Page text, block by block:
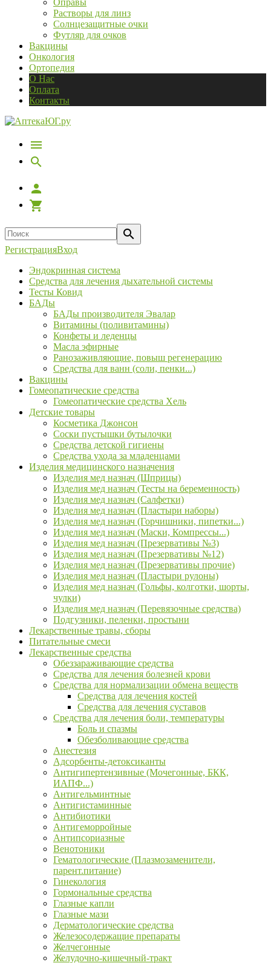
Оправы
Растворы для линз
Солнцезащитные очки
Футляр для очков
Вакцины
Онкология
Ортопедия
О Нас
Оплата
Контакты
РегистрацияВход
Эндокринная система
Средства для лечения дыхательной системы
Тесты Ковид
БАДы
БАДы производителя Эвалар
Витамины (поливитамины)
Конфеты и леденцы
Масла эфирные
Ранозаживляющие, повыш регенерацию
Средства для ванн (соли, пенки...)
Вакцины
Гомеопатические средства
Гомеопатические средства Хель
Детские товары
Косметика Джонсон
Соски пустышки бутылочки
Средства детской гигиены
Средства ухода за младенцами
Изделия медицинского назначения
Изделия мед назнач (Шприцы)
Изделия мед назнач (Тесты на беременность)
Изделия мед назнач (Салфетки)
Изделия мед назнач (Пластыри наборы)
Изделия мед назнач (Горчишники, пипетки...)
Изделия мед назнач (Маски, Компрессы...)
Изделия мед назнач (Презервативы №3)
Изделия мед назнач (Презервативы №12)
Изделия мед назнач (Презервативы прочие)
Изделия мед назнач (Пластыри рулоны)
Изделия мед назнач (Гольфы, колготки, шорты,
чулки)
Изделия мед назнач (Перевязочные средства)
Подгузники, пеленки, простыни
Лекарственные травы, сборы
Питательные смеси
Лекарственные средства
Обеззараживающие средства
Средства для лечения болезней крови
Средства для нормализации обмена веществ
Средства для лечения костей
Средства для лечения суставов
Средства для лечения боли, температуры
Боль и спазмы
Обезболивающие средства
Анестезия
Адсорбенты-детоксиканты
Антигипертензивные (Мочегонные, БКК,
ИАПФ...)
Антигельминтные
Антигистаминные
Антибиотики
Антигеморройные
Антипсориазные
Венотоники
Гематологические (Плазмозаменители,
парент.питание)
Гинекология
Гормональные средства
Глазные капли
Глазные мази
Дерматологические средства
Железосодержащие препараты
Желчегонные
Желудочно-кишечный-тракт